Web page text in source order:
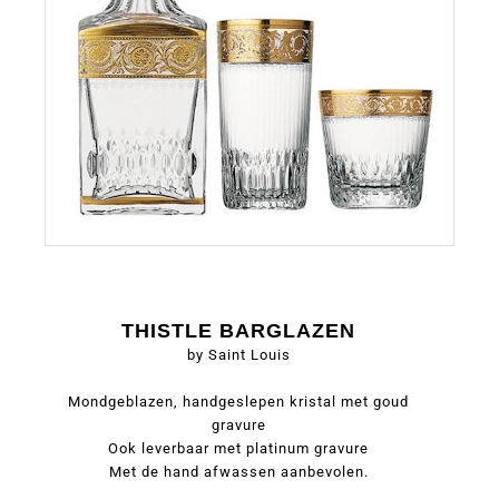
THISTLE BARGLAZEN
by Saint Louis
Mondgeblazen, handgeslepen kristal met goud
gravure
Ook leverbaar met platinum gravure
Met de hand afwassen aanbevolen.